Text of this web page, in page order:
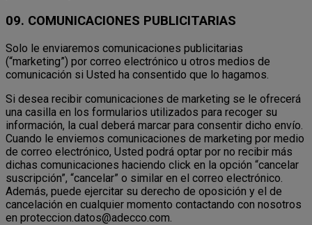
09. COMUNICACIONES PUBLICITARIAS
Solo le enviaremos comunicaciones publicitarias
(“marketing”) por correo electrónico u otros medios de
comunicación si Usted ha consentido que lo hagamos.
Si desea recibir comunicaciones de marketing se le ofrecerá
una casilla en los formularios utilizados para recoger su
información, la cual deberá marcar para consentir dicho envío.
Cuando le enviemos comunicaciones de marketing por medio
de correo electrónico, Usted podrá optar por no recibir más
dichas comunicaciones haciendo click en la opción “cancelar
suscripción”, “cancelar” o similar en el correo electrónico.
Además, puede ejercitar su derecho de oposición y el de
cancelación en cualquier momento contactando con nosotros
en proteccion.datos@adecco.com.